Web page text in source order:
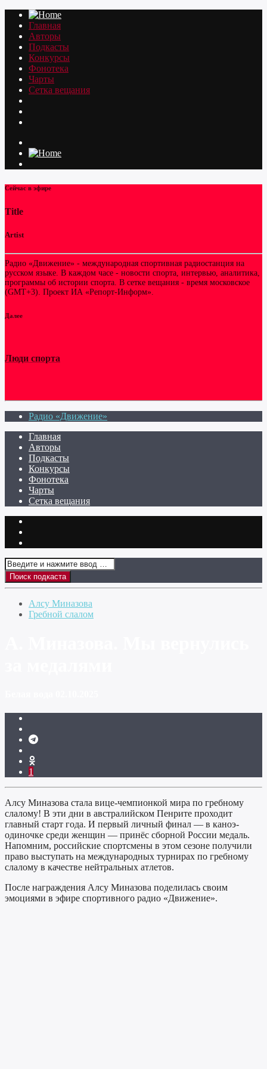
Главная
Авторы
Подкасты
Конкурсы
Фонотека
Чарты
Сетка вещания
Сейчас в эфире
Title
Artist
Радио «Движение» - международная спортивная радиостанция на
русском языке. В каждом часе - новости спорта, интервью, аналитика,
программы об истории спорта. В сетке вещания - время московское
(GMT+3). Проект ИА «Репорт-Информ».
Далее
Люди спорта
Радио «Движение»
Главная
Авторы
Подкасты
Конкурсы
Фонотека
Чарты
Сетка вещания
Алсу Миназова
Гребной слалом
1
Алсу Миназова стала вице-чемпионкой мира по гребному
слалому! В эти дни в австралийском Пенрите проходит
главный старт года. И первый личный финал — в каноэ-
одиночке среди женщин — принёс сборной России медаль.
Напомним, российские спортсмены в этом сезоне получили
право выступать на международных турнирах по гребному
слалому в качестве нейтральных атлетов.
После награждения Алсу Миназова поделилась своим
эмоциями в эфире спортивного радио «Движение».